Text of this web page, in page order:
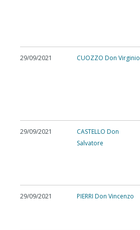
29/09/2021 CUOZZO Don Virginio
29/09/2021
CASTELLO Don
Salvatore
29/09/2021 PIERRI Don Vincenzo